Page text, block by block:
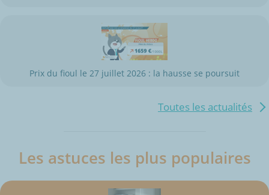
Prix du fioul le 27 juillet 2026 : la hausse se poursuit
Toutes les actualités
Les astuces les plus populaires